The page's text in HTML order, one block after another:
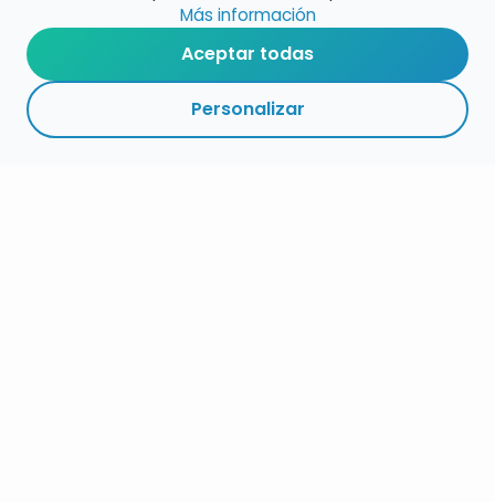
RESUMEN PLAZOS ESPECIALIDAD ENLACES SEGUIR
Más información
Aceptar todas
Personalizar